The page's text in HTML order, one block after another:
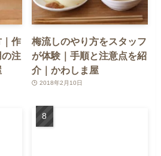
作
の注
梅流しのやり方をスタッフ
が体験｜手順と注意点を紹
介｜かわしま屋
2018年2月10日